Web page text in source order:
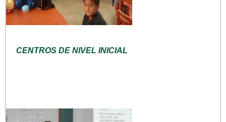
CENTROS DE NIVEL INICIAL